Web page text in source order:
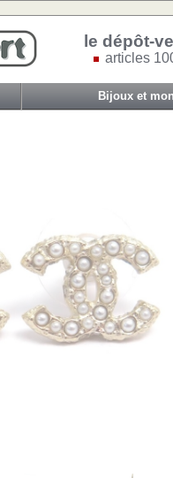
le dépôt-
articles
Bijoux et